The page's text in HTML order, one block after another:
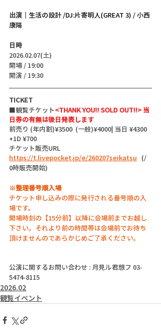
出演｜ 生活の設計 /DJ:片寄明人(GREAT 3) / 小西
康陽
日時
2026.02.07(土)
開場 / 19:00
開演 / 19:30
TICKET
■観覧チケット<THANK YOU!! SOLD OUT!!> 当
日券の有無は後日発表します
前売り (年内割)¥3500  (一般)¥4000| 当日 ¥4300
+1D ¥700
チケット販売URL
https://t.livepocket.jp/e/260207seikatsu
   (/
0時販売開始)
※整理番号順入場
チケット申し込みの際に発行される番号順の入
場です。
開場時刻の【15分前】以降に会場前までお越し
下さい。それより前の時間帯は会場前でお待ち
頂けませんのであらかじめご了承ください。
公演に関するお問い合わせ : 月見ル君想フ 03-
5474-8115
2026.02
観覧イベント